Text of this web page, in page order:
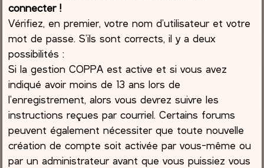
connecter !
Vérifiez, en premier, votre nom d’utilisateur et votre
mot de passe. S’ils sont corrects, il y a deux
possibilités :
Si la gestion COPPA est active et si vous avez
indiqué avoir moins de 13 ans lors de
l’enregistrement, alors vous devrez suivre les
instructions reçues par courriel. Certains forums
peuvent également nécessiter que toute nouvelle
création de compte soit activée par vous-même ou
par un administrateur avant que vous puissiez vous